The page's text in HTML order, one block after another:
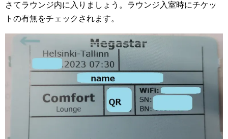
さてラウンジ内に入りましょう。ラウンジ入室時にチケッ
トの有無をチェックされます。